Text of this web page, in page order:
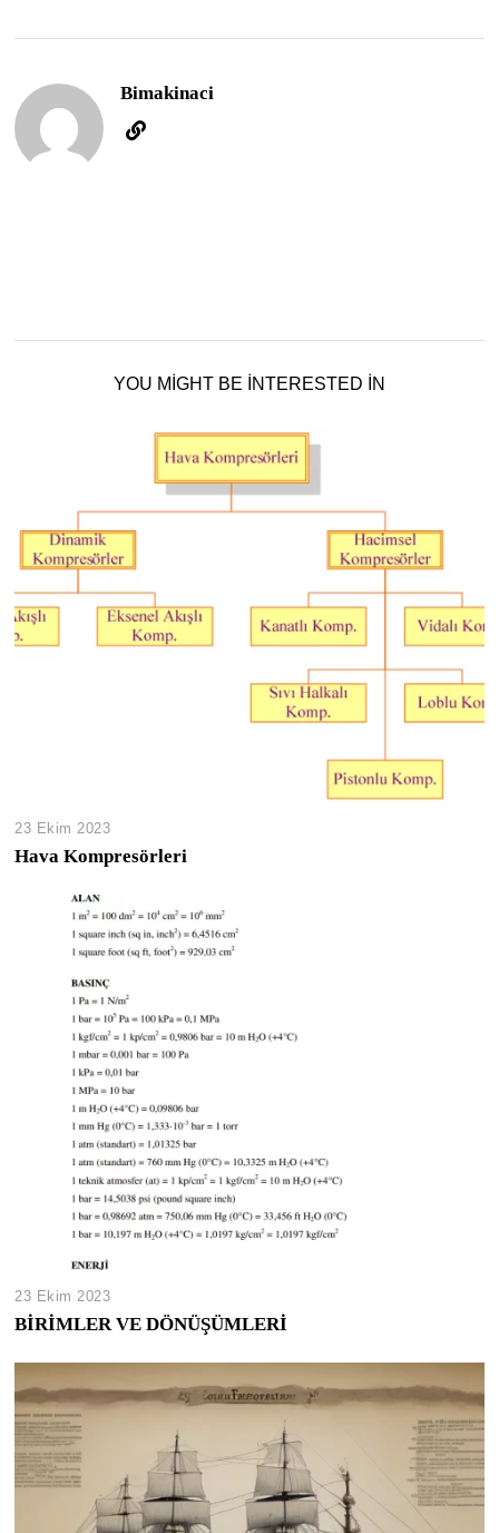
Bimakinaci
YOU MIGHT BE INTERESTED IN
23 Ekim 2023
Hava Kompresörleri
23 Ekim 2023
BİRİMLER VE DÖNÜŞÜMLERİ